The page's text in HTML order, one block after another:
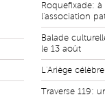
Roquefixade:
l'association
Balade
le 13 août
L'Ariège
Traverse 119: